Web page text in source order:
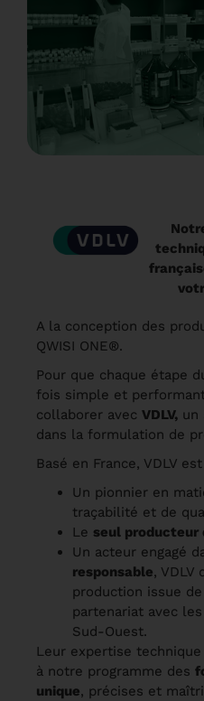
A la conception des
QWISI ONE®.
Pour que chaque étape
fois simple et
collaborer avec VDLV, un
dans la formulation de
Basé en France, VDLV
Un pionnier en
traçabilité et de
Le seul producteur
Un acteur engagé
responsable, VDLV
production issue
partenariat avec
Sud-Ouest.
Leur expertise
à notre programme des
unique, précises et